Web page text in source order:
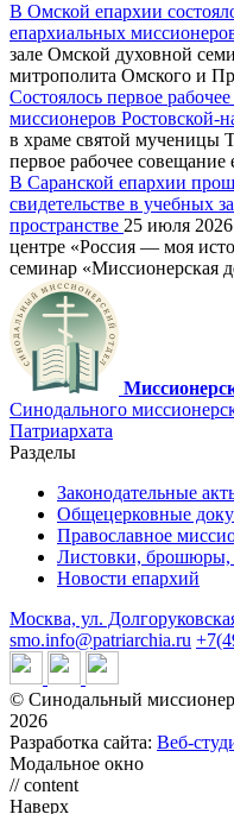
В Омской епархии
епархиальных
зале Омской духовной
митрополита Омского и
Состоялось первое
миссионеров Ростовской-
в храме святой мученицы
первое рабочее
В Саранской епархии
свидетельстве в учебных
пространстве 25 июля
центре «Россия — моя
семинар «Миссионерская
Синодального
Патриархата
Разделы
Законодательные
Общецерковные
Православное
Листовки, брошюры,
Новости епархий
Москва, ул.
smo.info@patriarchia.ru
© Синодальный
2026
Разработка сайта: Веб-
Модальное окно
// content
Наверх